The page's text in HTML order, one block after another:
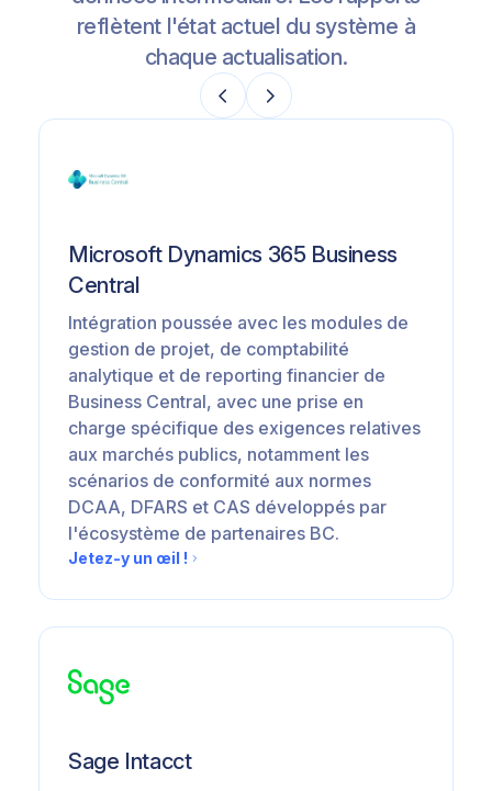
reflètent l'état actuel du système à
chaque actualisation.
Microsoft Dynamics 365 Business
Central
Intégration poussée avec les modules de
gestion de projet, de comptabilité
analytique et de reporting financier de
Business Central, avec une prise en
charge spécifique des exigences relatives
aux marchés publics, notamment les
scénarios de conformité aux normes
DCAA, DFARS et CAS développés par
l'écosystème de partenaires BC.
Jetez-y un œil !
Sage Intacct